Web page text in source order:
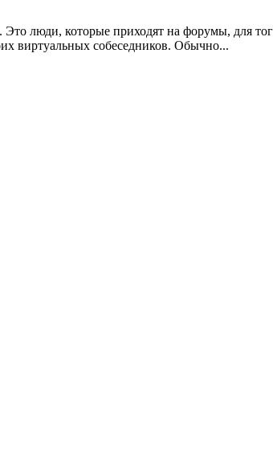
люди, которые приходят на форумы, для
виртуальных собеседников. Обычно...